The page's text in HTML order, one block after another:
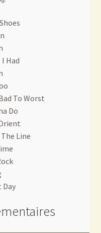
I Had
To Worst
Do
Line